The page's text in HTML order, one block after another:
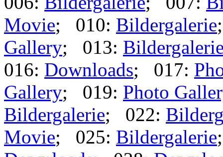
006: Bildergalerie; 007:
Movie; 010: Bildergalerie
Gallery; 013:
016: Downloads; 017:
Gallery; 019: Photo
Bildergalerie; 022:
Movie; 025: Bildergalerie